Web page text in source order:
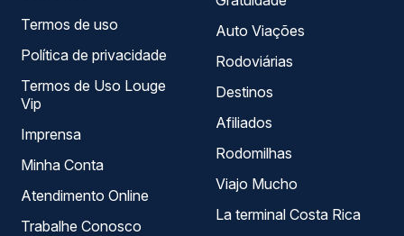
Termos de uso
Política de privacidade
Termos de Uso Louge
Vip
Imprensa
Minha Conta
Atendimento Online
Trabalhe Conosco
Auto Viações
Rodoviárias
Destinos
Afiliados
Rodomilhas
Viajo Mucho
La terminal Costa Rica